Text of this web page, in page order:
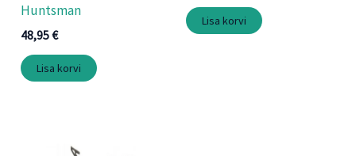
Huntsman
48,95€
Lisa korvi
Lisa korvi